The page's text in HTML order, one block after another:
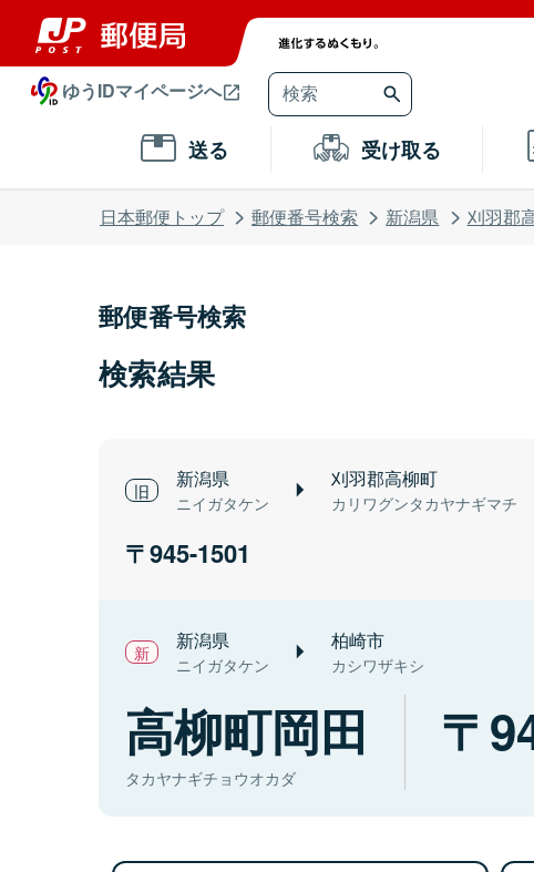
ゆうIDマイページへ
送る 受け取る
日本郵便トップ 郵便番号検索 新潟県 刈羽郡
郵便番号検索
検索結果
新潟県
ニイガタケン
刈羽郡高柳町
カリワグンタカヤナギマチ
945-1501
新潟県
ニイガタケン
柏崎市
カシワザキシ
高柳町岡田
タカヤナギチョウオカダ